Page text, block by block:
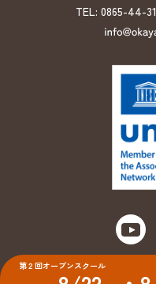
第２回オープンスクール
TEL: 0865-44-